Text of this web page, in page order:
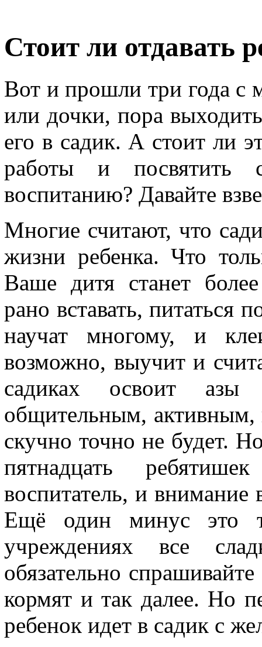
Стоит ли отдавать
Вот и прошли три года с
или дочки, пора
его в садик. А стоит ли
работы и посвятить
воспитанию? Давайте
Многие считают, что
жизни ребенка. Что
Ваше дитя станет
рано вставать, питаться
научат многому, и
возможно, выучит и
садиках освоит азы
общительным, активным,
скучно точно не будет.
пятнадцать
воспитатель, и
Ещё один минус это
учреждениях все
обязательно
кормят и так далее. Но
ребенок идет в садик с